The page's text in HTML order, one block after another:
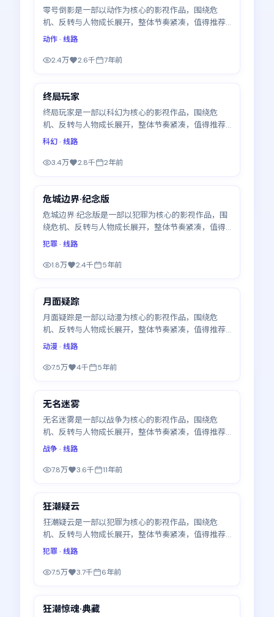
零号倒影是一部以动作为核心的影视作品，围绕危
机、反转与人物成长展开，整体节奏紧凑，值得推荐
观看。
动作· 线路
2.4万 2.6千 7年前
最新
终局玩家
终局玩家是一部以科幻为核心的影视作品，围绕危
机、反转与人物成长展开，整体节奏紧凑，值得推荐
观看。
科幻· 线路
3.4万 2.8千 2年前
最新
危城边界·纪念版
危城边界·纪念版是一部以犯罪为核心的影视作品，围
绕危机、反转与人物成长展开，整体节奏紧凑，值得
推荐观看。
犯罪· 线路
1.8万 2.4千 5年前
最新
月面疑踪
月面疑踪是一部以动漫为核心的影视作品，围绕危
机、反转与人物成长展开，整体节奏紧凑，值得推荐
观看。
动漫 · 线路
7.5万 4千 5年前
最新
无名迷雾
无名迷雾是一部以战争为核心的影视作品，围绕危
机、反转与人物成长展开，整体节奏紧凑，值得推荐
观看。
战争 · 线路
7.8万 3.6千 11年前
最新
狂潮疑云
狂潮疑云是一部以犯罪为核心的影视作品，围绕危
机、反转与人物成长展开，整体节奏紧凑，值得推荐
观看。
犯罪· 线路
7.5万 3.7千 6年前
最新
狂潮惊魂·典藏